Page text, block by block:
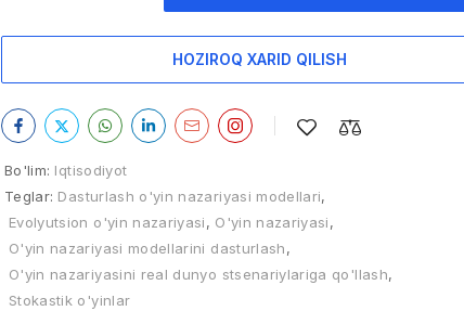
HOZIROQ XARID QILISH
Bo'lim: Iqtisodiyot
Teglar: Dasturlash o'yin nazariyasi modellari,
Evolyutsion o'yin nazariyasi, O'yin nazariyasi,
O'yin nazariyasi modellarini dasturlash,
O'yin nazariyasini real dunyo stsenariylariga qo'llash,
Stokastik o'yinlar